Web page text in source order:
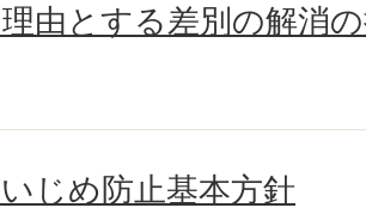
由とする差別の解消
じめ防止基本方針